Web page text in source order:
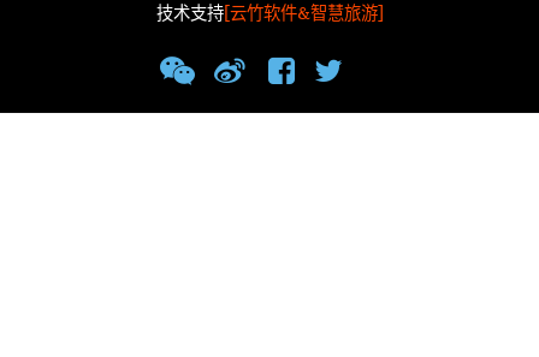
技术支持[云竹软件&智慧旅游]